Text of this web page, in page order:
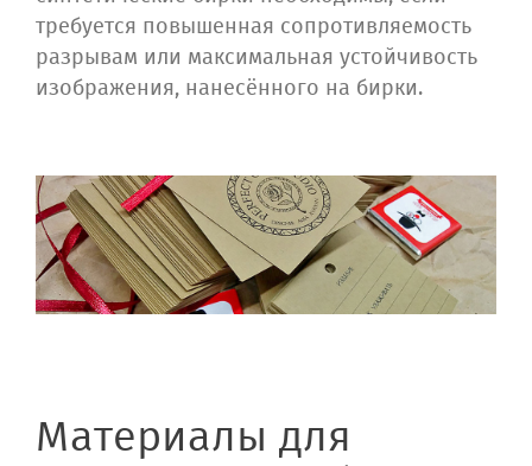
требуется повышенная сопротивляемость
разрывам или максимальная устойчивость
изображения, нанесённого на бирки.
Материалы для